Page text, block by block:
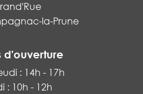
la-Prune
d'ouverture
: 14h - 17h
: 10h - 12h